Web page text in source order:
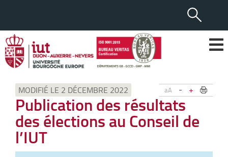
aA - +
MODIFIÉ LE 2 DÉCEMBRE 2022
Publication des résultats
des élections au Conseil de
l’IUT